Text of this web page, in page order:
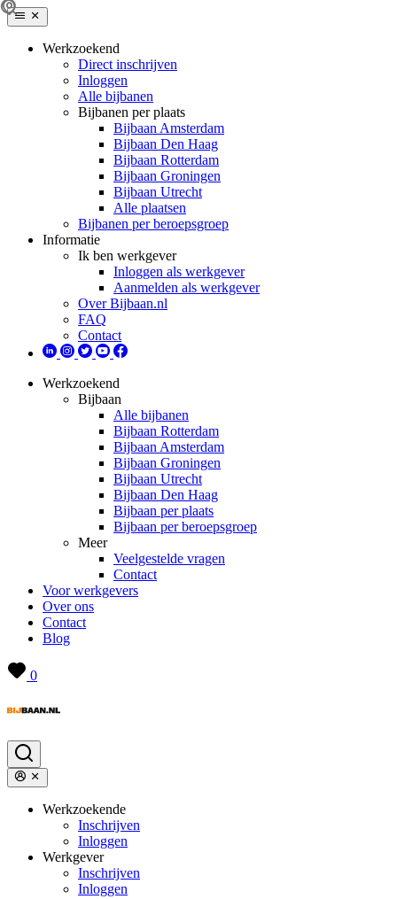
Werkzoekend
Direct inschrijven
Inloggen
Alle bijbanen
Bijbanen per plaats
Bijbaan Amsterdam
Bijbaan Den Haag
Bijbaan Rotterdam
Bijbaan Groningen
Bijbaan Utrecht
Alle plaatsen
Bijbanen per beroepsgroep
Informatie
Ik ben werkgever
Inloggen als werkgever
Aanmelden als werkgever
Over Bijbaan.nl
FAQ
Contact
Werkzoekend
Bijbaan
Alle bijbanen
Bijbaan Rotterdam
Bijbaan Amsterdam
Bijbaan Groningen
Bijbaan Utrecht
Bijbaan Den Haag
Bijbaan per plaats
Bijbaan per beroepsgroep
Meer
Veelgestelde vragen
Contact
Voor werkgevers
Over ons
Contact
Blog
0
Werkzoekende
Inschrijven
Inloggen
Werkgever
Inschrijven
Inloggen